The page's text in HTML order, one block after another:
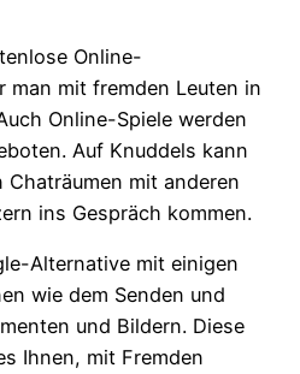
Online-
man mit fremden Leuten in
Online-Spiele werden
Auf Knuddels kann
Chaträumen mit anderen
ins Gespräch kommen.
Alternative mit einigen
wie dem Senden und
und Bildern. Diese
Ihnen, mit Fremden